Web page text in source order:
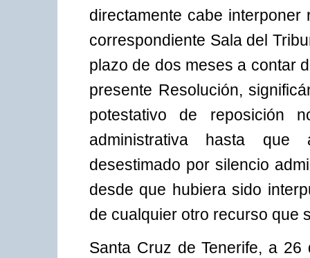
directamente cabe
correspondiente Sala del
plazo de dos meses a contar
presente Resolución,
potestativo de reposición
administrativa hasta que
desestimado por silencio
desde que hubiera sido
de cualquier otro recurso que
Santa Cruz de Tenerife, a